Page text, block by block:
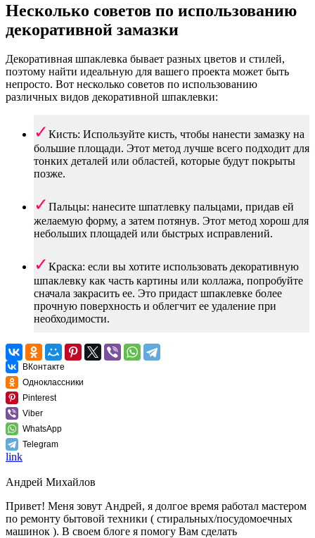
Несколько советов по использованию
декоративной замазки
Декоративная шпаклевка бывает разных цветов и стилей,
поэтому найти идеальную для вашего проекта может быть
непросто. Вот несколько советов по использованию
различных видов декоративной шпаклевки:
Кисть: Используйте кисть, чтобы нанести замазку на
большие площади. Этот метод лучше всего подходит для
тонких деталей или областей, которые будут покрыты
позже.
Пальцы: нанесите шпатлевку пальцами, придав ей
желаемую форму, а затем потянув. Этот метод хорош для
небольших площадей или быстрых исправлений.
Краска: если вы хотите использовать декоративную
шпаклевку как часть картины или коллажа, попробуйте
сначала закрасить ее. Это придаст шпаклевке более
прочную поверхность и облегчит ее удаление при
необходимости.
ВКонтакте
Одноклассники
Pinterest
Viber
WhatsApp
Telegram
link
Андрей Михайлов
Привет! Меня зовут Андрей, я долгое время работал мастером
по ремонту бытовой техники ( стиральных/посудомоечных
машинок ). В своем блоге я помогу Вам сделать